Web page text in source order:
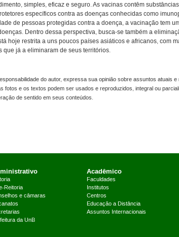
simples, eficaz e seguro. As vacinas contêm
específicos contra as doenças conhecidas como
de pessoas protegidas contra a doença, a vacinação tem
Dentro dessa perspectiva, busca-se também a
hoje restrita a uns poucos países asiáticos e africanos, com
que já a eliminaram de seus territórios.
do autor, expressa sua opinião sobre assuntos atuais
fotos e os textos podem ser usados e reproduzidos, integral ou
de sentido em seus conteúdos.
Reitoria
e câmaras
da UnB
Acadêmico
Faculdades
Institutos
Centros
Educação a Distância
Assuntos Internacionais